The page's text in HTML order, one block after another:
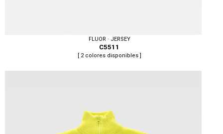
Tallas: S, M, L, XL, XXL
FLUOR · JERSEY
C5511
[ 2 colores disponibles ]